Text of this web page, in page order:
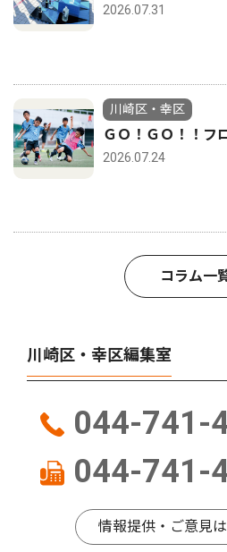
2026.07.31
川崎区・幸区
ＧＯ！ＧＯ！！フ
2026.07.24
コラム一
川崎区・幸区編集室
044-741-
044-741-
情報提供・ご意見